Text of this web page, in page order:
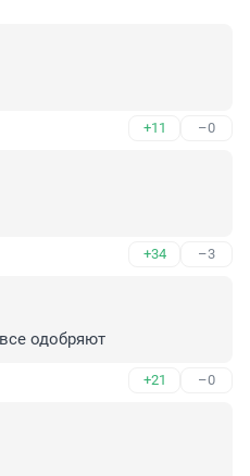
+11 –0
+34 –3
одобряют
+21 –0